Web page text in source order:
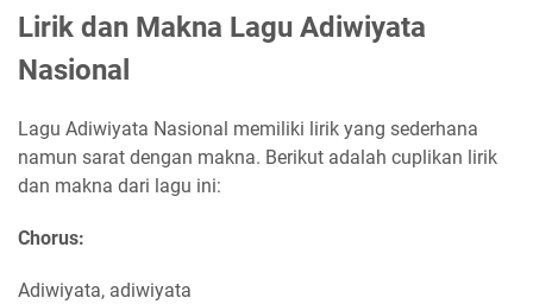
Lirik dan Makna Lagu Adiwiyata
Nasional
Lagu Adiwiyata Nasional memiliki lirik yang sederhana
namun sarat dengan makna. Berikut adalah cuplikan lirik
dan makna dari lagu ini:
Chorus:
Adiwiyata, adiwiyata